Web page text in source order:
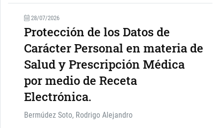
28/07/2026
Protección de los Datos de
Carácter Personal en materia de
Salud y Prescripción Médica
por medio de Receta
Electrónica.
Bermúdez Soto, Rodrigo Alejandro